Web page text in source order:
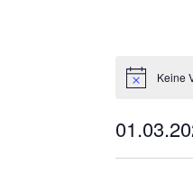
Keine